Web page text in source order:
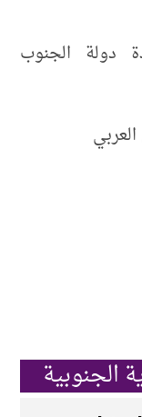
دولة الجنوب
الجنوبية